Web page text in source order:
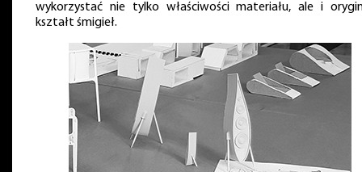
wykorzystać nie tylko właściwości materiału, ale i
kształt śmigieł.